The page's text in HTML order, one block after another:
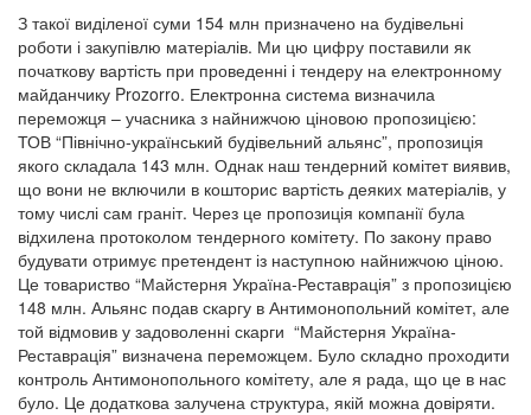
З такої виділеної суми 154 млн призначено на будівельні
роботи і закупівлю матеріалів. Ми цю цифру поставили як
початкову вартість при проведенні і тендеру на електронному
майданчику Prozorro. Електронна система визначила
переможця – учасника з найнижчою ціновою пропозицією:
ТОВ “Північно-український будівельний альянс”, пропозиція
якого складала 143 млн. Однак наш тендерний комітет виявив,
що вони не включили в кошторис вартість деяких матеріалів, у
тому числі сам граніт. Через це пропозиція компанії була
відхилена протоколом тендерного комітету. По закону право
будувати отримує претендент із наступною найнижчою ціною.
Це товариство “Майстерня Україна-Реставрація” з пропозицією
148 млн. Альянс подав скаргу в Антимонопольний комітет, але
той відмовив у задоволенні скарги “Майстерня Україна-
Реставрація” визначена переможцем. Було складно проходити
контроль Антимонопольного комітету, але я рада, що це в нас
було. Це додаткова залучена структура, якій можна довіряти.